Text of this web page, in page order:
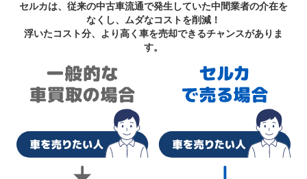
セルカは、従来の中古車流通で発生していた中間業者の介在を
なくし、ムダなコストを削減！
浮いたコスト分、より高く車を売却できるチャンスがありま
す。